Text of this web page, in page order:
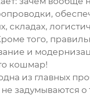
складах,
того,
и
кошмар!
из главных
задумываются